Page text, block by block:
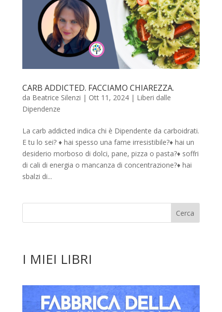
CARB ADDICTED. FACCIAMO CHIAREZZA.
da Beatrice Silenzi | Ott 11, 2024| Liberi dalle
Dipendenze
La carb addicted indica chi è Dipendente da carboidrati.
E tu lo sei? ♦︎ hai spesso una fame irresistibile?♦︎ hai un
desiderio morboso di dolci, pane, pizza o pasta?♦︎ soffri
di cali di energia o mancanza di concentrazione?♦︎ hai
sbalzi di...
I MIEI LIBRI